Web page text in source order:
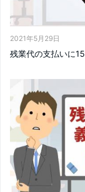
2021年5月29日
残業代の支払いに